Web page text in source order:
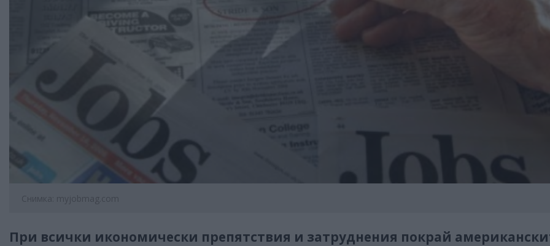
Снимка: myjobmag.com
При всички икономически препятствия и затруднения покрай